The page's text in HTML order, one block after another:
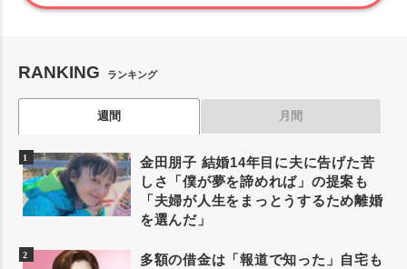
RANKING ランキング
週間 月間
金田朋子 結婚14年目に夫に告げた苦
しさ「僕が夢を諦めれば」の提案も
「夫婦が人生をまっとうするため離婚
を選んだ」
多額の借金は「報道で知った」自宅も